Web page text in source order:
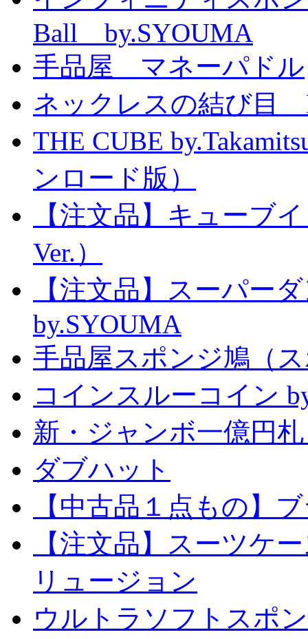
Ball by.SYOUMA
手品屋 マネーパドル
ネックレスの結び目
THE CUBE
ンロード版）
【注文品】キューブ
Ver.）
【注文品】スーパ
by.SYOUMA
手品屋スポンジ鳩（
コインスルーコイン
新・ジャンボ一億円
ダブハット
【中古品１点もの】
【注文品】スーツケ
リュージョン
ウルトラソフトスポ